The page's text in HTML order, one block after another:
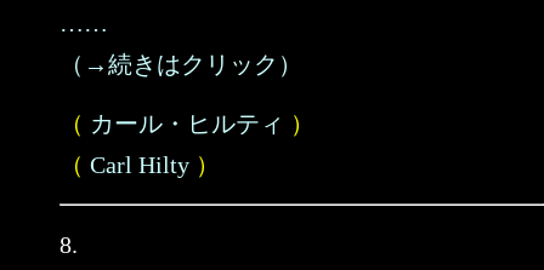
……
（→続きはクリック）
（ カール・ヒルティ ）
（ Carl Hilty ）
8.